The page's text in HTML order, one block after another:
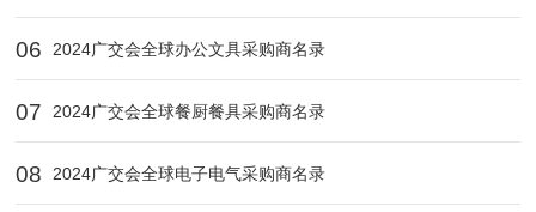
06 2024广交会全球办公文具采购商名录
07 2024广交会全球餐厨餐具采购商名录
08 2024广交会全球电子电气采购商名录